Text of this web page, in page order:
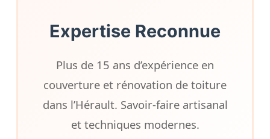
Expertise Reconnue
Plus de 15 ans d’expérience en
couverture et rénovation de toiture
dans l’Hérault. Savoir-faire artisanal
et techniques modernes.